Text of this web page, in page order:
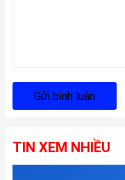
Gửi bình luận
TIN XEM NHIỀU